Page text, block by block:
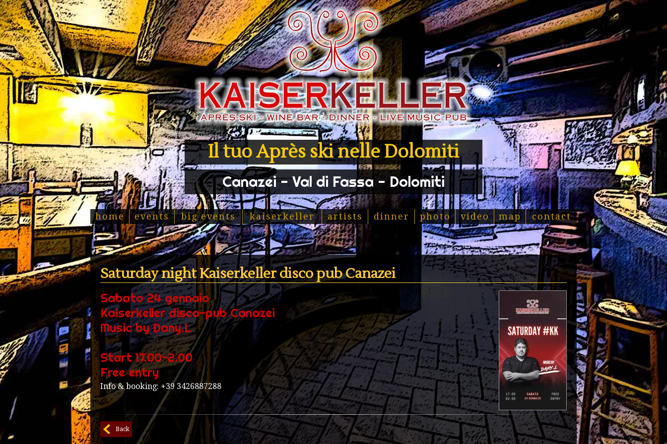
Il tuo Après ski nelle Dolomiti
Canazei - Val di Fassa - Dolomiti
home events big events kaiserkeller artists dinner photo video map contact
Saturday night Kaiserkeller disco pub Canazei
Sabato 24 gennaio
Kaiserkeller disco-pub Canazei
Music by Dany.L
Start 17.00-2.00
Free entry
Info & booking: +39 3426887288
Back